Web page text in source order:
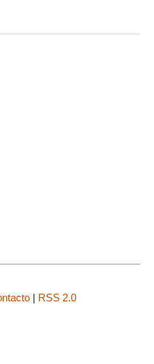
| RSS 2.0